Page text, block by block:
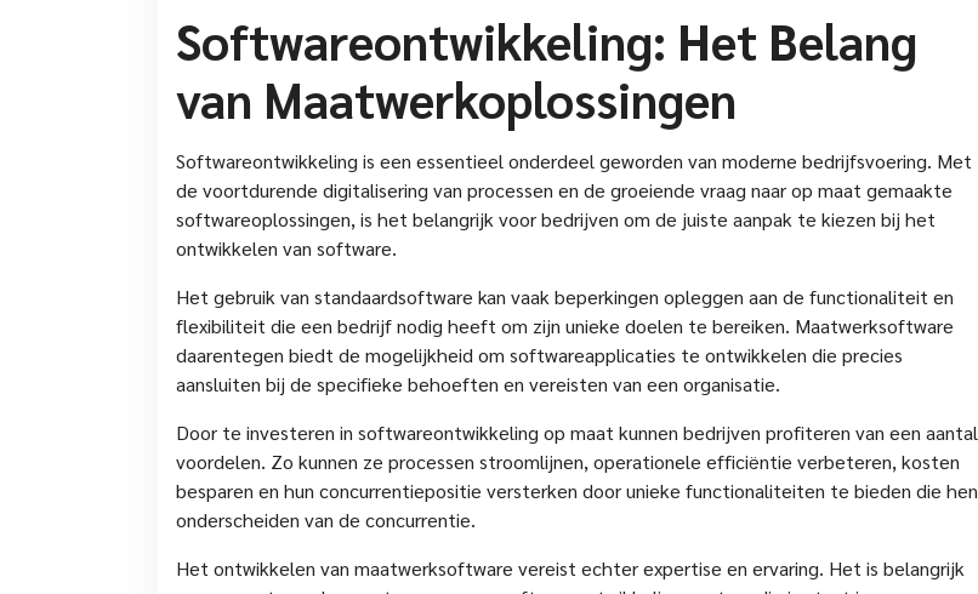
Softwareontwikkeling: Het Belang
van Maatwerkoplossingen
Softwareontwikkeling is een essentieel onderdeel geworden van moderne bedrijfsvoering. Met
de voortdurende digitalisering van processen en de groeiende vraag naar op maat gemaakte
softwareoplossingen, is het belangrijk voor bedrijven om de juiste aanpak te kiezen bij het
ontwikkelen van software.
Het gebruik van standaardsoftware kan vaak beperkingen opleggen aan de functionaliteit en
flexibiliteit die een bedrijf nodig heeft om zijn unieke doelen te bereiken. Maatwerksoftware
daarentegen biedt de mogelijkheid om softwareapplicaties te ontwikkelen die precies
aansluiten bij de specifieke behoeften en vereisten van een organisatie.
Door te investeren in softwareontwikkeling op maat kunnen bedrijven profiteren van een aantal
voordelen. Zo kunnen ze processen stroomlijnen, operationele efficiëntie verbeteren, kosten
besparen en hun concurrentiepositie versterken door unieke functionaliteiten te bieden die hen
onderscheiden van de concurrentie.
Het ontwikkelen van maatwerksoftware vereist echter expertise en ervaring. Het is belangrijk